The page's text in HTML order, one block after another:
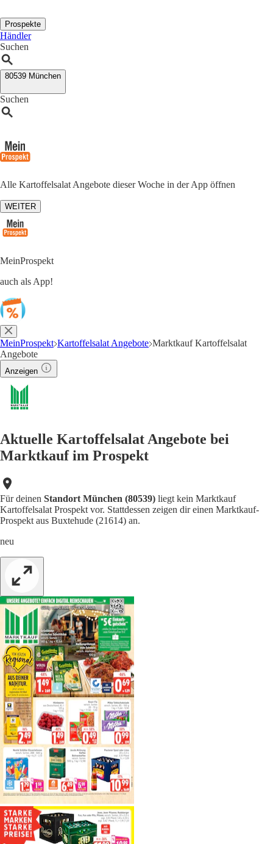
Prospekte
Händler
Suchen
80539 München
Suchen
Alle Kartoffelsalat Angebote dieser Woche in der App öffnen
WEITER
MeinProspekt
auch als App!
MeinProspekt Kartoffelsalat Angebote Marktkauf Kartoffelsalat
Angebote
Anzeigen
Aktuelle Kartoffelsalat Angebote bei
Marktkauf im Prospekt
Für deinen Standort München (80539) liegt kein Marktkauf
Kartoffelsalat Prospekt vor. Stattdessen zeigen dir einen Marktkauf-
Prospekt aus Buxtehude (21614) an.
neu